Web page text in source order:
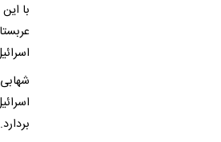
با
بردارد.